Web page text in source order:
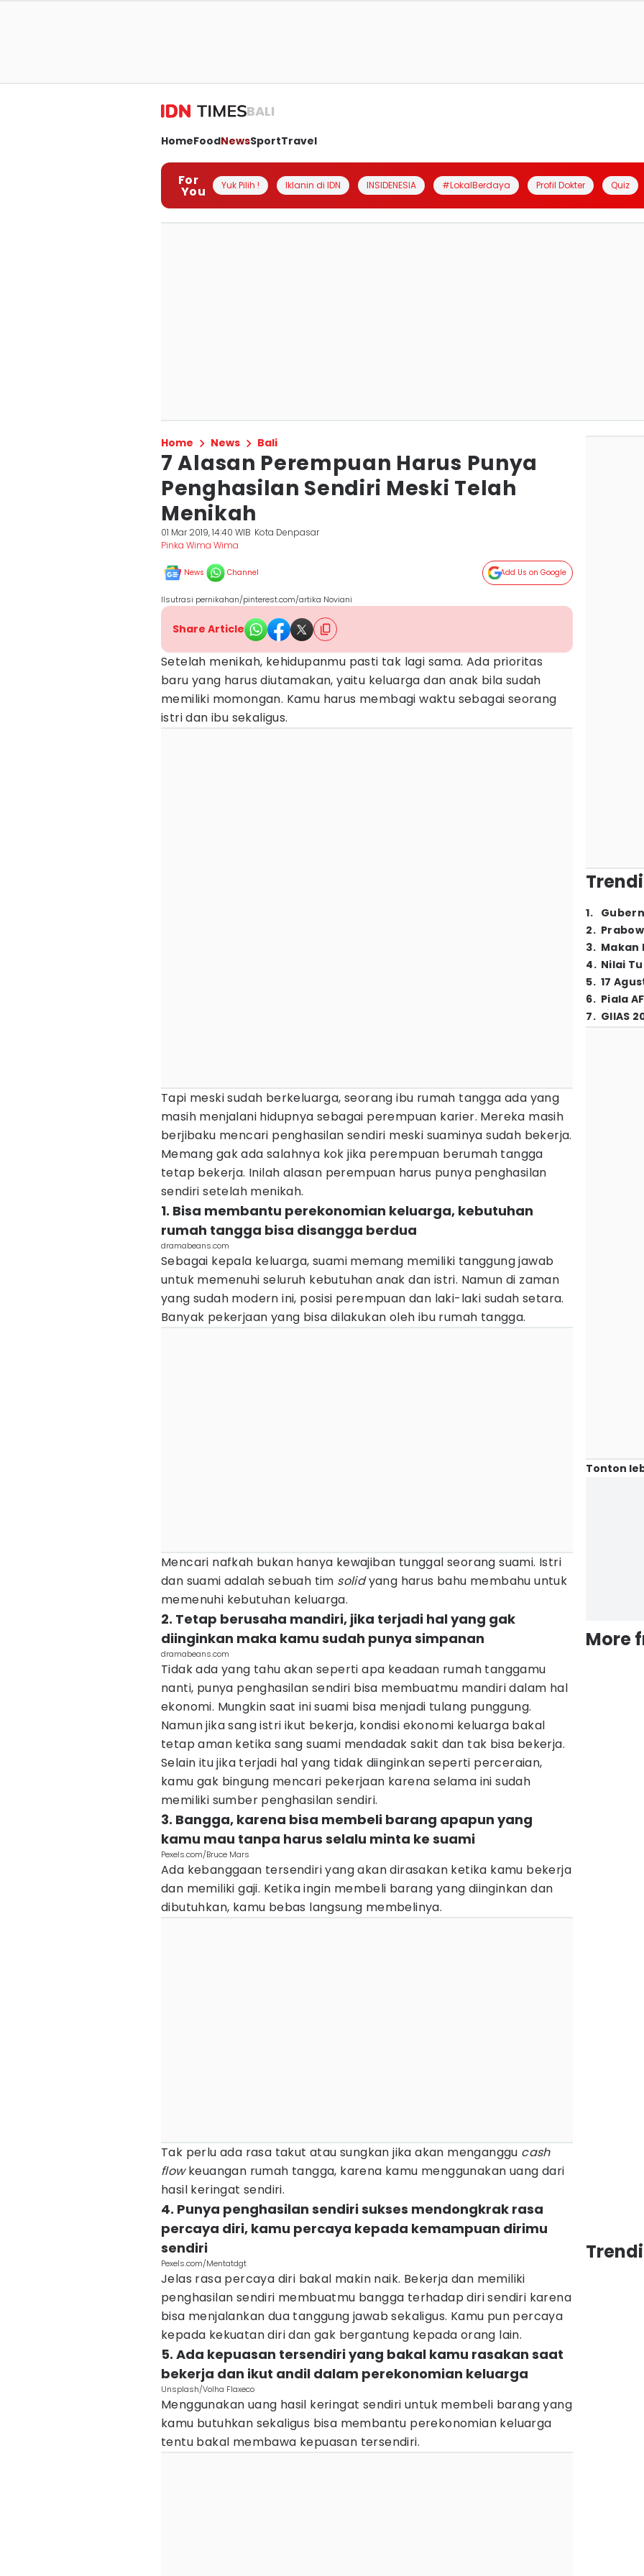
BALI
HomeFoodNewsSportTravel
For
You Yuk Pilih ! Iklanin di IDN INSIDENESIA #LokalBerdaya Profil Dokter Quiz
Home News Bali
7 Alasan Perempuan Harus Punya
Penghasilan Sendiri Meski Telah
Menikah
01 Mar 2019, 14:40 WIB Kota Denpasar
Pinka Wima Wima
News Channel Add Us on Google
Ilsutrasi pernikahan/pinterest.com/artika Noviani
Share Article
Setelah menikah, kehidupanmu pasti tak lagi sama. Ada prioritas
baru yang harus diutamakan, yaitu keluarga dan anak bila sudah
memiliki momongan. Kamu harus membagi waktu sebagai seorang
istri dan ibu sekaligus.
Tapi meski sudah berkeluarga, seorang ibu rumah tangga ada yang
masih menjalani hidupnya sebagai perempuan karier. Mereka masih
berjibaku mencari penghasilan sendiri meski suaminya sudah bekerja.
Memang gak ada salahnya kok jika perempuan berumah tangga
tetap bekerja. Inilah alasan perempuan harus punya penghasilan
sendiri setelah menikah.
1. Bisa membantu perekonomian keluarga, kebutuhan
rumah tangga bisa disangga berdua
dramabeans.com
Sebagai kepala keluarga, suami memang memiliki tanggung jawab
untuk memenuhi seluruh kebutuhan anak dan istri. Namun di zaman
yang sudah modern ini, posisi perempuan dan laki-laki sudah setara.
Banyak pekerjaan yang bisa dilakukan oleh ibu rumah tangga.
Mencari nafkah bukan hanya kewajiban tunggal seorang suami. Istri
dan suami adalah sebuah tim solidyang harus bahu membahu untuk
memenuhi kebutuhan keluarga.
2. Tetap berusaha mandiri, jika terjadi hal yang gak
diinginkan maka kamu sudah punya simpanan
dramabeans.com
Tidak ada yang tahu akan seperti apa keadaan rumah tanggamu
nanti, punya penghasilan sendiri bisa membuatmu mandiri dalam hal
ekonomi. Mungkin saat ini suami bisa menjadi tulang punggung.
Namun jika sang istri ikut bekerja, kondisi ekonomi keluarga bakal
tetap aman ketika sang suami mendadak sakit dan tak bisa bekerja.
Selain itu jika terjadi hal yang tidak diinginkan seperti perceraian,
kamu gak bingung mencari pekerjaan karena selama ini sudah
memiliki sumber penghasilan sendiri.
3. Bangga, karena bisa membeli barang apapun yang
kamu mau tanpa harus selalu minta ke suami
Pexels.com/Bruce Mars
Ada kebanggaan tersendiri yang akan dirasakan ketika kamu bekerja
dan memiliki gaji. Ketika ingin membeli barang yang diinginkan dan
dibutuhkan, kamu bebas langsung membelinya.
Tak perlu ada rasa takut atau sungkan jika akan menganggu cash
flowkeuangan rumah tangga, karena kamu menggunakan uang dari
hasil keringat sendiri.
4. Punya penghasilan sendiri sukses mendongkrak rasa
percaya diri, kamu percaya kepada kemampuan dirimu
sendiri
Pexels.com/Mentatdgt
Jelas rasa percaya diri bakal makin naik. Bekerja dan memiliki
penghasilan sendiri membuatmu bangga terhadap diri sendiri karena
bisa menjalankan dua tanggung jawab sekaligus. Kamu pun percaya
kepada kekuatan diri dan gak bergantung kepada orang lain.
5. Ada kepuasan tersendiri yang bakal kamu rasakan saat
bekerja dan ikut andil dalam perekonomian keluarga
Unsplash/Volha Flaxeco
Menggunakan uang hasil keringat sendiri untuk membeli barang yang
kamu butuhkan sekaligus bisa membantu perekonomian keluarga
tentu bakal membawa kepuasan tersendiri.
1.
2.
3. Makan
4. Nilai
5. 17
6. Piala
7. GIIAS
Tonton
More